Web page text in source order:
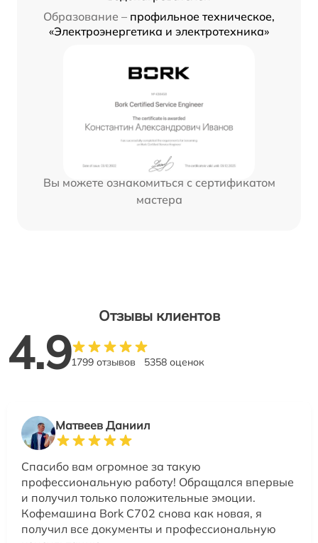
Образование – профильное техническое,
«Электроэнергетика и электротехника»
Вы можете ознакомиться с сертификатом
мастера
Отзывы клиентов
4.91799 отзывов 5358 оценок
Матвеев Даниил
Спасибо вам огромное за такую
профессиональную работу! Обращался впервые
и получил только положительные эмоции.
Кофемашина Bork C702 снова как новая, я
получил все документы и профессиональную